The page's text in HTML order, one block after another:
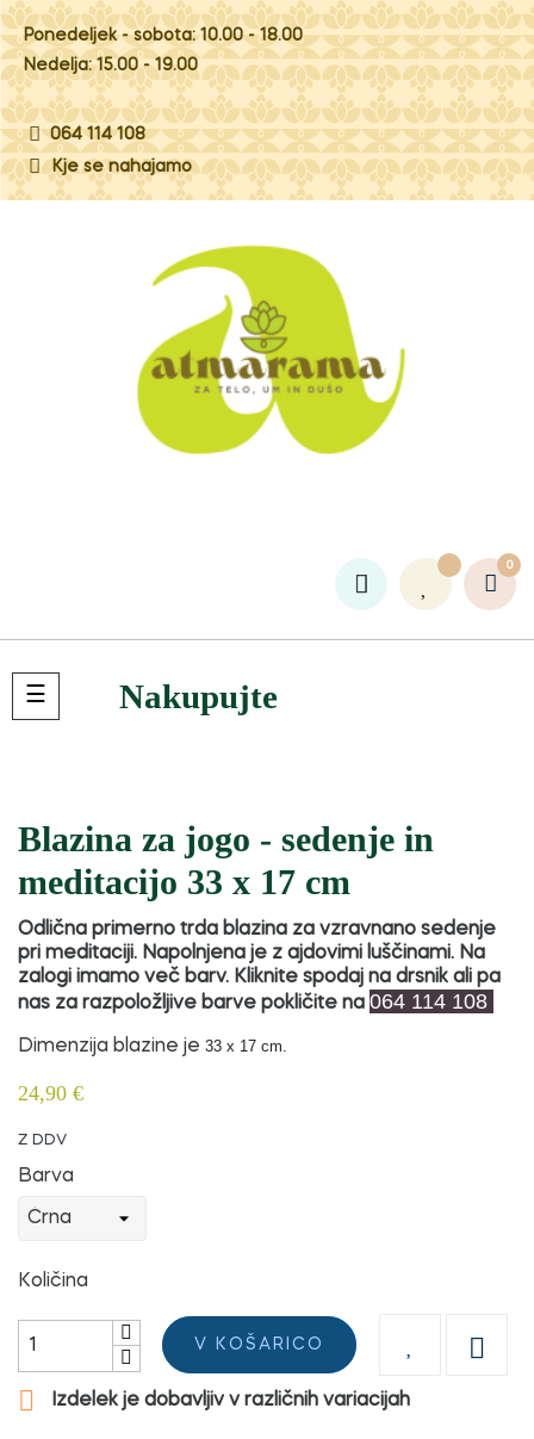
Ponedeljek - sobota: 10.00 - 18.00
Nedelja: 15.00 - 19.00
064 114 108
Kje se nahajamo
0
Toggle
navigation
☰ Nakupujte
Blazina za jogo - sedenje in
meditacijo 33 x 17 cm
Odlična primerno trda blazina za vzravnano sedenje
pri meditaciji. Napolnjena je z ajdovimi luščinami. Na
zalogi imamo več barv. Kliknite spodaj na drsnik ali pa
nas za razpoložljive barve pokličite na 064 114 108
Dimenzija blazine je 33 x 17 cm.
24,90 €
Z DDV
Barva
Količina
V KOŠARICO


Izdelek je dobavljiv v različnih variacijah